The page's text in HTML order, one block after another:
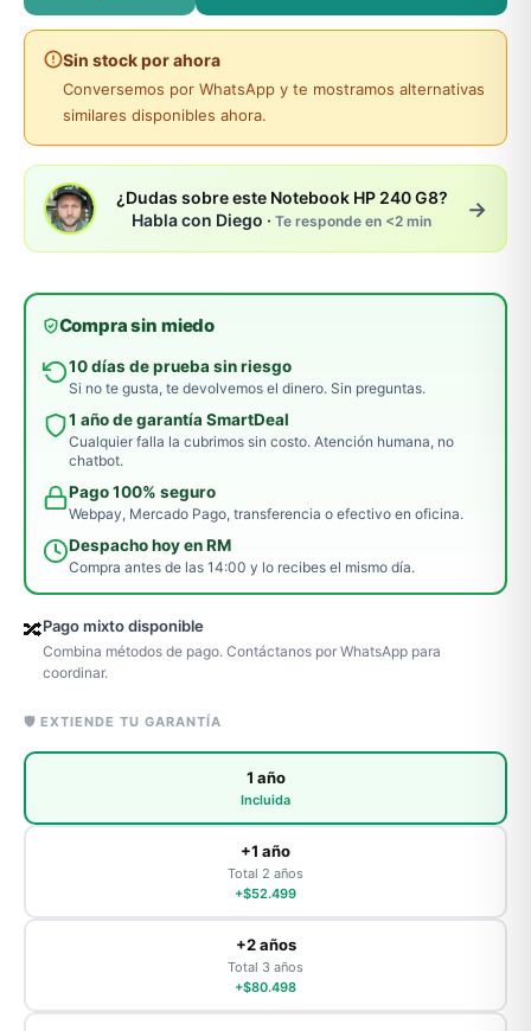
Sin stock por ahora
Conversemos por WhatsApp y te mostramos alternativas
similares disponibles ahora.
¿Dudas sobre este Notebook HP 240 G8?
Habla con Diego · Te responde en <2 min →
Compra sin miedo
10 días de prueba sin riesgo
Si no te gusta, te devolvemos el dinero. Sin preguntas.
1 año de garantía SmartDeal
Cualquier falla la cubrimos sin costo. Atención humana, no
chatbot.
Pago 100% seguro
Webpay, Mercado Pago, transferencia o efectivo en oficina.
Despacho hoy en RM
Compra antes de las 14:00 y lo recibes el mismo día.
🔀Pago mixto disponible
Combina métodos de pago. Contáctanos por WhatsApp para
coordinar.
🛡️ EXTIENDE TU GARANTÍA
1 año
Incluida
+1 año
Total 2 años
+$52.499
+2 años
Total 3 años
+$80.498